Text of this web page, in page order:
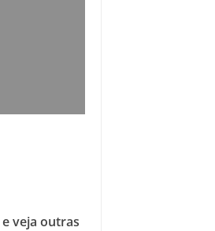
e veja outras